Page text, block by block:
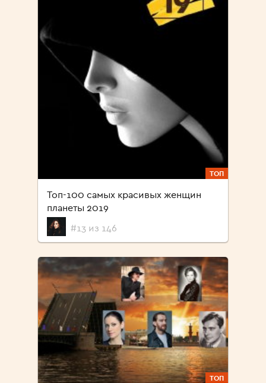
ТОП
Топ-100 самых красивых женщин
планеты 2019
#13 из 146
ТОП